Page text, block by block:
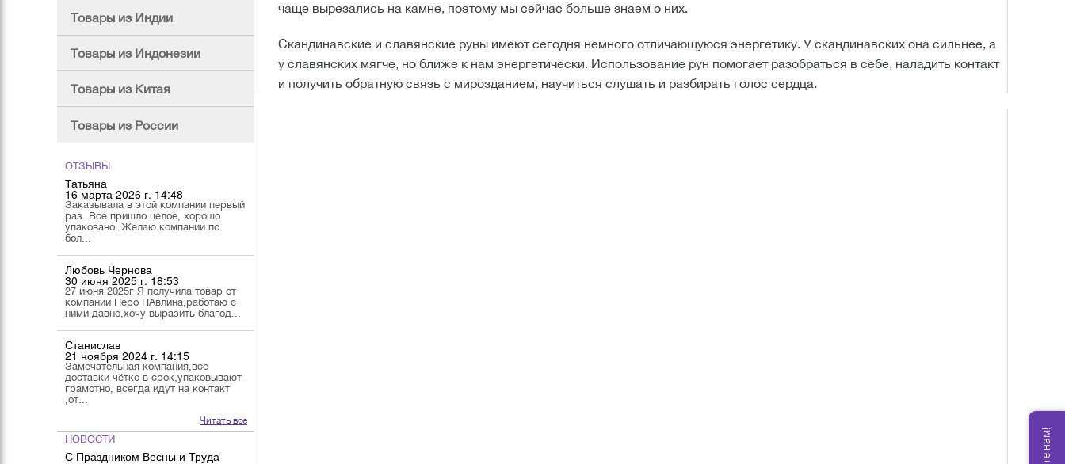
Товары из Индии
Товары из Индонезии
Товары из Китая
Товары из России
ОТЗЫВЫ
Татьяна
16 марта 2026 г. 14:48
Заказывала в этой компании первый
раз. Все пришло целое, хорошо
упаковано. Желаю компании по
бол...
Любовь Чернова
30 июня 2025 г. 18:53
27 июня 2025г Я получила товар от
компании Перо ПАвлина,работаю с
ними давно,хочу выразить благод...
Станислав
21 ноября 2024 г. 14:15
Замечательная компания,все
доставки чётко в срок,упаковывают
грамотно, всегда идут на контакт
,от...
Читать все
НОВОСТИ
С Праздником Весны и Труда
чаще вырезались на камне, поэтому мы сейчас больше знаем о них.
Скандинавские и славянские руны имеют сегодня немного отличающуюся энергетику. У скандинавских она сильнее, а
у славянских мягче, но ближе к нам энергетически. Использование рун помогает разобраться в себе, наладить контакт
и получить обратную связь с мирозданием, научиться слушать и разбирать голос сердца.